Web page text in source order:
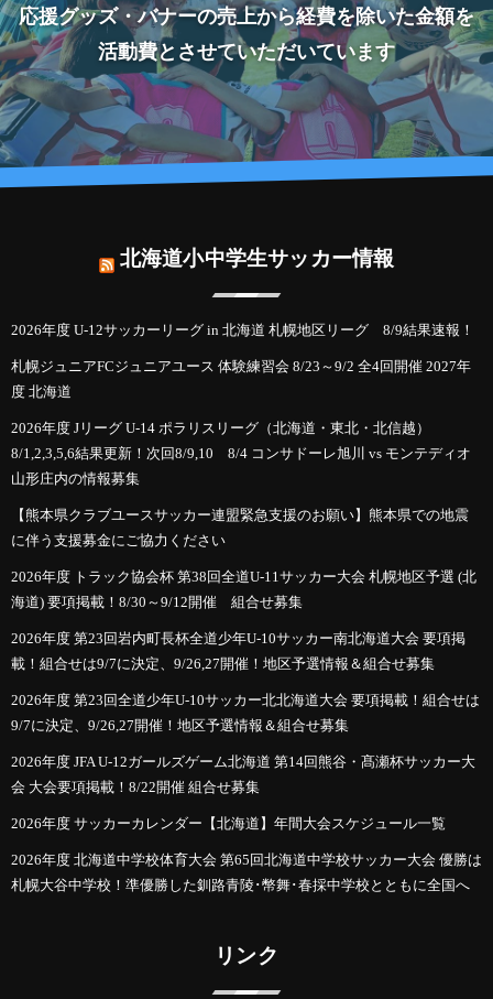
応援グッズ・バナーの売上から経費を除いた金額を
活動費とさせていただいています
北海道小中学生サッカー情報
2026年度 U-12サッカーリーグ in 北海道 札幌地区リーグ 8/9結果速報！
札幌ジュニアFCジュニアユース 体験練習会 8/23～9/2 全4回開催 2027年
度 北海道
2026年度 Jリーグ U-14 ポラリスリーグ（北海道・東北・北信越）
8/1,2,3,5,6結果更新！次回8/9,10 8/4 コンサドーレ旭川 vs モンテディオ
山形庄内の情報募集
【熊本県クラブユースサッカー連盟緊急支援のお願い】熊本県での地震
に伴う支援募金にご協力ください
2026年度 トラック協会杯 第38回全道U-11サッカー大会 札幌地区予選 (北
海道) 要項掲載！8/30～9/12開催 組合せ募集
2026年度 第23回岩内町長杯全道少年U-10サッカー南北海道大会 要項掲
載！組合せは9/7に決定、9/26,27開催！地区予選情報＆組合せ募集
2026年度 第23回全道少年U-10サッカー北北海道大会 要項掲載！組合せは
9/7に決定、9/26,27開催！地区予選情報＆組合せ募集
2026年度 JFA U-12ガールズゲーム北海道 第14回熊谷・髙瀬杯サッカー大
会 大会要項掲載！8/22開催 組合せ募集
2026年度 サッカーカレンダー【北海道】年間大会スケジュール一覧
2026年度 北海道中学校体育大会 第65回北海道中学校サッカー大会 優勝は
札幌大谷中学校！準優勝した釧路青陵･幣舞･春採中学校とともに全国へ
リンク